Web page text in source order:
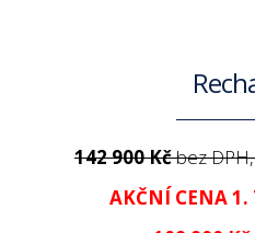
142 900 Kčbez
AKČNÍ CENA 1.